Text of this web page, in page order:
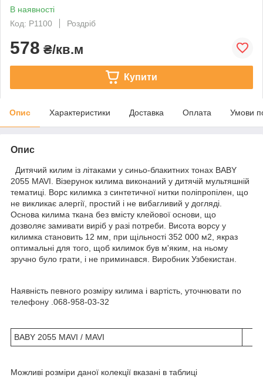
В наявності
Код: Р1100
Роздріб
578 ₴/кв.м
Купити
Опис Характеристики Доставка Оплата Умови
Опис
Дитячий килим із літаками у синьо-блакитних тонах BABY
2055 MAVI. Візерунок килима виконаний у дитячій мультяшній
тематиці. Ворс килимка з синтетичної нитки поліпропілен, що
не викликає алергії, простий і не вибагливий у догляді.
Основа килима ткана без вмісту клейової основи, що
дозволяє замивати виріб у разі потреби. Висота ворсу у
килимка становить 12 мм, при щільності 352 000 м2, якраз
оптимальні для того, щоб килимок був м'яким, на ньому
зручно було грати, і не приминався. Виробник Узбекистан.
Наявність певного розміру килима і вартість, уточнювати по
телефону .068-958-03-32
BABY 2055 MAVI / MAVI
Можливі розміри даної колекції вказані в таблиці